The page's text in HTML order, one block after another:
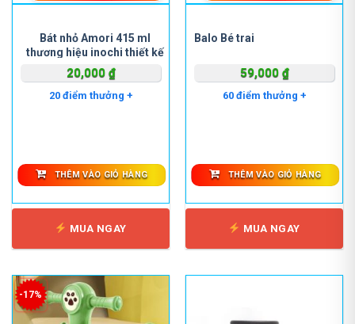
Bát nhỏ Amori 415 ml
thương hiệu inochi thiết kế
theo phong cách và tiêu
chuẩn Nhật Bản
20,000 ₫
20 điểm thưởng +
THÊM VÀO GIỎ HÀNG
MUA NGAY
Balo Bé trai
59,000 ₫
60 điểm thưởng +
THÊM VÀO GIỎ HÀNG
MUA NGAY
-17%